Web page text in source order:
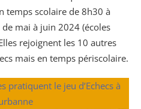
temps scolaire de 8h30 à
mai à juin 2024 (écoles
rejoignent les 10 autres
mais en temps périscolaire.
pratiquent le jeu d’Echecs à